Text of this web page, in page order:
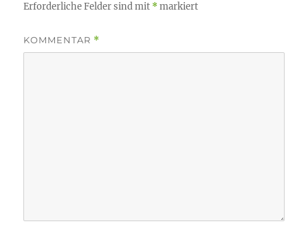
Erforderliche Felder sind mit *markiert
KOMMENTAR *